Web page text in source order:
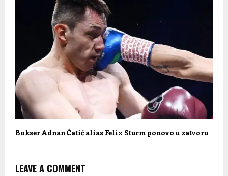
Bokser Adnan Ćatić alias Felix Sturm ponovo u zatvoru
LEAVE A COMMENT